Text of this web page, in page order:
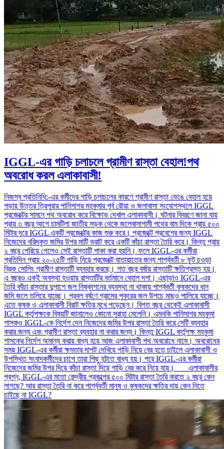
IGGL-এর গাড়ি চলাচলে গ্রামীণ রাস্তা বেহাল!পথ
অবরোধ করল এলাকাবাসী!
নিজস্ব প্রতিনিধি:-এর কর্মীদের গাড়ি চলাচলের কারণে গ্রামীণ রাস্তা ভেঙে বেহাল হয়ে
পড়ায় উত্তর ত্রিপুরার পানিসাগর মহকুমার পূর্ব রৌয়া ও জলাবাসা সংযোগস্থলে IGGL
প্রজেক্টের সামনে পথ অবরোধ করে বিক্ষোভ দেখাল এলাকাবাসী। ঘটনার বিবরণে জানা যায়
প্রায় ৩ বছর আগে চামটিলা জাতীয় সড়ক থেকে জলেবাসাগামী পথের বাম দিকে প্রায় ৫০০
মিটার দূরে IGGL একটি প্রজেক্টের কাজ শুরু করে। প্রজেক্টে প্রবেশের জন্য IGGL
নিজেদের খরিদকৃত জমির উপর মাটি ভরাট করে একটি কাঁচা রাস্তা তৈরি করে। কিন্তু প্রায়
২ বছর পেরিয়ে গেলেও সেই রাস্তাটি পাকা করা হয়নি। ফলে IGGL-এর কর্মীরা
প্রতিদিন প্রায় ২০-২৫টি গাড়ি নিয়ে প্রজেক্টে যাতায়াতের জন্য পার্শ্ববর্তী ৮ ফুট চওড়া
ব্রিক সোলিং গ্রামীণ রাস্তাটি ব্যবহার করছে। গত বছর বর্ষায় রাস্তাটি ক্ষতিগ্রস্ত হয়।
এ বছরও একই অবস্থা হওয়ায় রাস্তাটির বর্তমানে বেহাল দশা। এছাড়াও IGGL-এর
তৈরি কাঁচা রাস্তার দুপাশে জল নিষ্কাশনের ব্যবস্থা না থাকায় পার্শ্ববর্তী কৃষকদের ধান
জমি জলে তলিয়ে যাচ্ছে। প্রবল বর্ষণে গ্রামের পুকুরের জল উপচে মাছও পালিয়ে যাচ্ছে।
এতে কৃষক ও এলাকাবাসী বিরাট ক্ষতির মুখে পড়েছেন। বিগত বছর থেকেই এলাকাবাসী
IGGL কর্তৃপক্ষকে বিষয়টি জানালেও কোনো সুরাহা মেলেনি। এমনকি পানিসাগর মহকুমা
শাসকও IGGL-কে নির্দেশ দেন নিজেদের জমির উপর রাস্তা তৈরি করে সেটি ব্যবহার
করার জন্য এবং গ্রামীণ রাস্তা ব্যবহার না করার জন্য। কিন্তু IGGL কর্তৃপক্ষ মহকুমা
শাসকের নির্দেশ অমান্য করায় বাধ্য হয়ে আজ এলাকাবাসী পথ অবরোধে নামে। অবরোধের
সময় IGGL-এর কর্মীরা ক্ষমতার দাপট দেখিয়ে গাড়ি নিয়ে বের হতে চাইলে এলাকাবাসী ও
উপস্থিত সংবাদকর্মীদের চাপে তারা পিছু হটতে বাধ্য হয়। পরে IGGL-এর কর্মীরা
নিজেদের জমির উপর দিয়ে কাঁচা রাস্তা দিয়ে গাড়ি বের করে নিয়ে যায়। এলাকাবাসীর
প্রশ্ন, IGGL-এর মতো কেন্দ্রীয় প্রকল্পের ৫০০ মিটার রাস্তা তৈরি করতে ২ বছর কেন
লাগছে? আর রাস্তা তৈরি না করে পার্শ্ববর্তী মানুষ ও কৃষকদের ক্ষতির দায় কেন নিতে
চাইছে না IGGL?